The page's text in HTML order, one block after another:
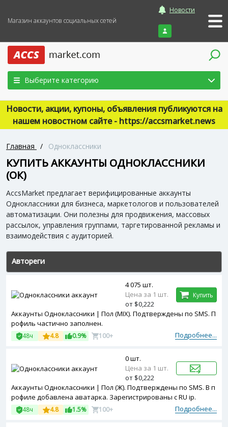
Магазин аккаунтов социальных сетей
Новости
Войти
Выберите категорию
Новости, акции, купоны, объявления публикуются на
нашем новостном сайте - https://accsmarket.news
Главная / Одноклассники
КУПИТЬ АККАУНТЫ ОДНОКЛАССНИКИ
(ОК)
AccsMarket предлагает верифицированные аккаунты
Одноклассники для бизнеса, маркетологов и пользователей
автоматизации. Они полезны для продвижения, массовых
рассылок, управления группами, таргетированной рекламы и
взаимодействия с аудиторией.
Автореги
Аккаунты Одноклассники | Пол (MIX). Подтверждены по SMS. П
рофиль частично заполнен.
Подробнее...
48ч 4.8 0.9% 100+
4 075 шт.
Цена за 1 шт.
от $0,222
Купить
Аккаунты Одноклассники | Пол (Ж). Подтверждены по SMS. В п
рофиле добавлена аватарка. Зарегистрированы с RU ip.
Подробнее...
48ч 4.8 1.5% 100+
0 шт.
Цена за 1 шт.
от $0,222